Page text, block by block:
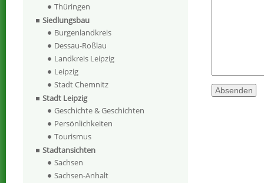
Thüringen
Siedlungsbau
Burgenlandkreis
Dessau-Roßlau
Landkreis Leipzig
Leipzig
Stadt Chemnitz
Stadt Leipzig
Geschichte & Geschichten
Persönlichkeiten
Tourismus
Stadtansichten
Sachsen
Sachsen-Anhalt